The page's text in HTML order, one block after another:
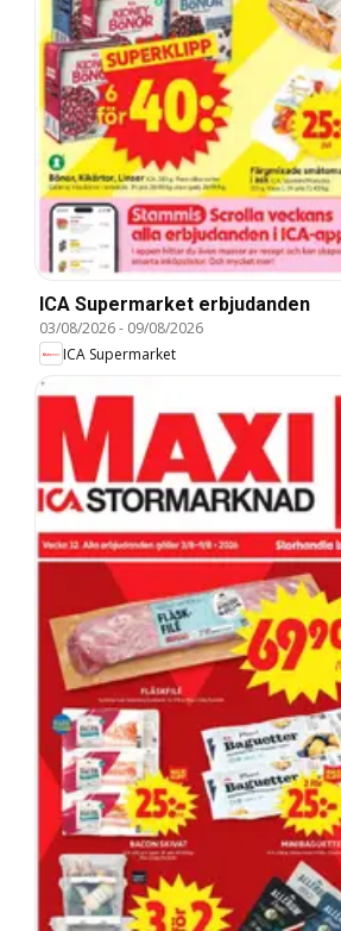
ICA Supermarket erbjudanden
03/08/2026- 09/08/2026
ICA Supermarket